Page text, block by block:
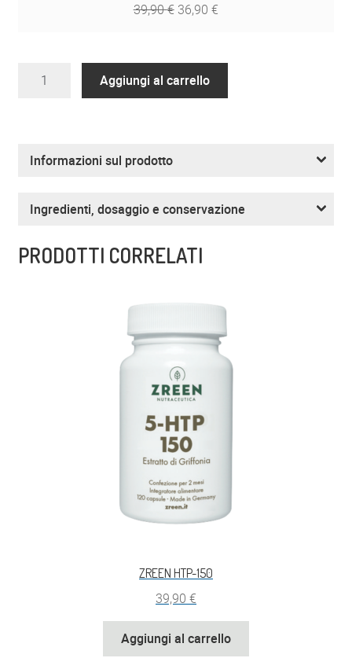
39,90€36,90 €
ZREEN
Aggiungi al carrello
Informazioni sul prodotto
Ingredienti, dosaggio e conservazione
PRODOTTI CORRELATI
ZREEN HTP-150
39,90 €
Aggiungi al carrello